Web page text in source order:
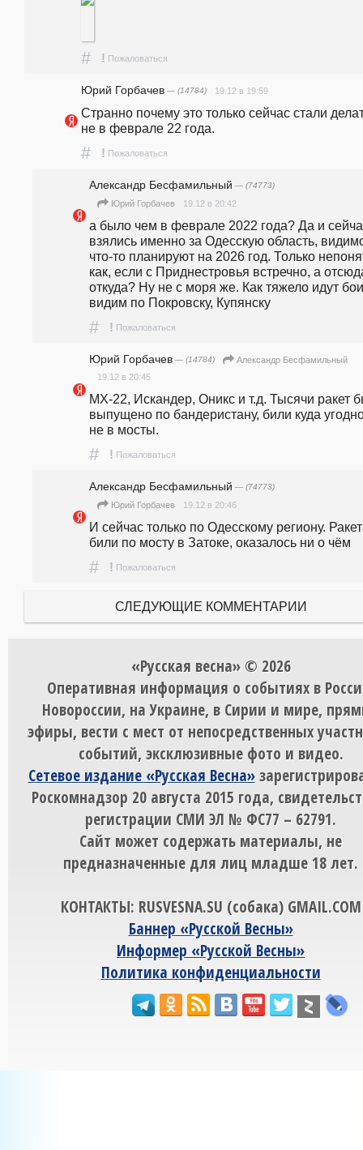
# ! Пожаловаться
Юрий Горбачев — (14784) 19.12 в 19:59
Странно почему это только сейчас стали
не в феврале 22 года.
# ! Пожаловаться
Александр Бесфамильный — (74773)
Юрий Горбачев 19.12 в 20:42
а было чем в феврале 2022 года? Да и
взялись именно за Одесскую область,
что-то планируют на 2026 год. Только
как, если с Приднестровья встречно, а
откуда? Ну не с моря же. Как тяжело идут бои
видим по Покровску, Купянску
# ! Пожаловаться
Юрий Горбачев — (14784)
Александр Бесфамильный
19.12 в 20:45
МХ-22, Искандер, Оникс и т.д. Тысячи ракет
выпущено по бандеристану, били куда
не в мосты.
# ! Пожаловаться
Александр Бесфамильный — (74773)
Юрий Горбачев 19.12 в 20:46
И сейчас только по Одесскому региону.
били по мосту в Затоке, оказалось ни о чём
# ! Пожаловаться
СЛЕДУЮЩИЕ КОММЕНТАРИИ
«Русская весна» © 2026
Оперативная информация о событиях в
Новороссии, на Украине, в Сирии и мире,
эфиры, вести с мест от непосредственных
событий, эксклюзивные фото и видео.
Сетевое издание «Русская Весна»
Роскомнадзор 20 августа 2015 года,
регистрации СМИ ЭЛ № ФС77 – 62791.
Сайт может содержать материалы, не
предназначенные для лиц младше 18 лет.
КОНТАКТЫ: RUSVESNA.SU (собака) GMAIL.COM
Баннер «Русской Весны»
Информер «Русской Весны»
Политика конфиденциальности